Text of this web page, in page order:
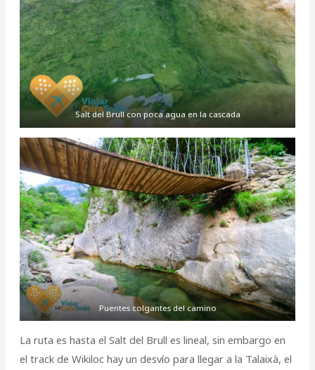
Salt del Brull con poca agua en la cascada
Puentes colgantes del camino
La ruta es hasta el Salt del Brull es lineal, sin embargo en
el track de Wikiloc hay un desvío para llegar a la Talaixà, el